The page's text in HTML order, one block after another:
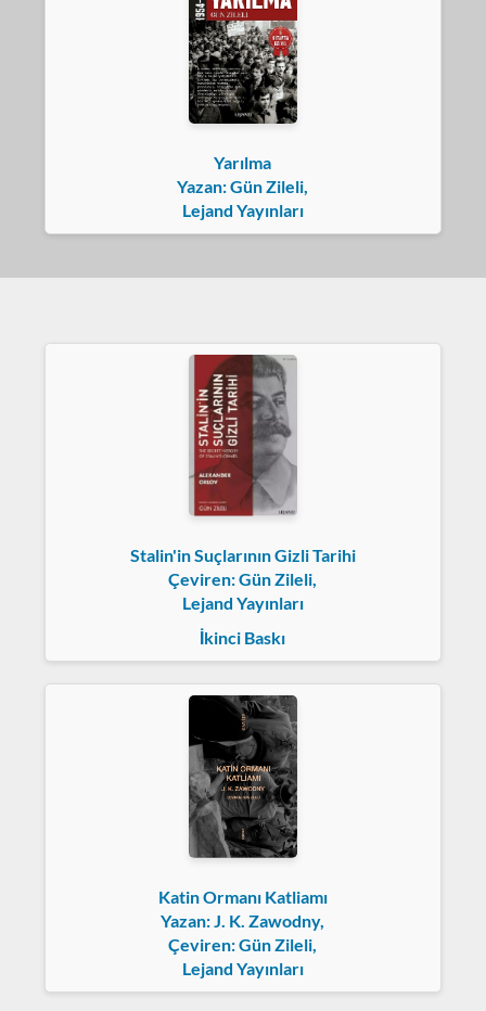
Yarılma
Yazan: Gün Zileli,
Lejand Yayınları
Stalin'in Suçlarının Gizli Tarihi
Çeviren: Gün Zileli,
Lejand Yayınları
İkinci Baskı
Katin Ormanı Katliamı
Yazan: J. K. Zawodny,
Çeviren: Gün Zileli,
Lejand Yayınları